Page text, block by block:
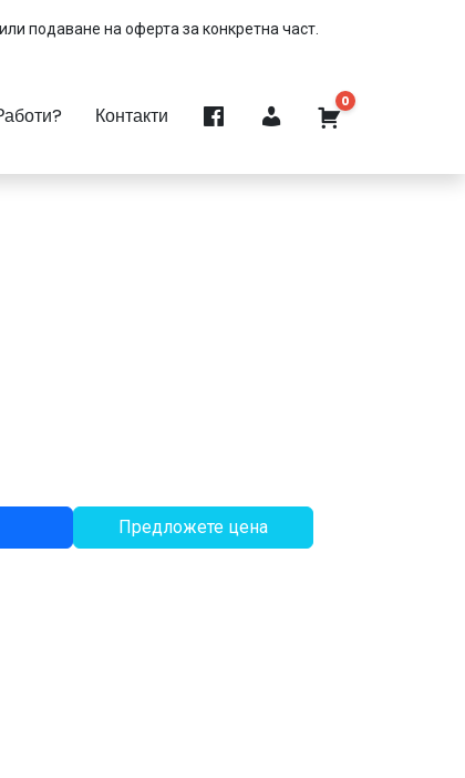
подаване на оферта за конкретна част.
Контакти
0
Предложете цена